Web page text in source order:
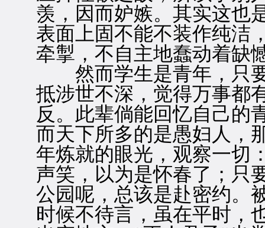
羡，因而妒嫉。其实这也
表面上固不能不装作纯洁
牵掣，不自主地蠢动着缺
然而学生是青年，只要
抵涉世不深，觉得万事都
反。此辈倘能回忆自己的
而天下所多的是愚妇人，
年炼就的眼光，观察一切
声笑，以为是怀春了；只
公园呢，总该是赴密约。
时候不待言，虽在平时，